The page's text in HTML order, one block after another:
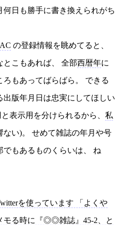
何日も勝手に書き換えられがち
の登録情報を眺めてると、
とこもあれば、 全部西暦年に
もあってばらばら。 できる
出版年月日は忠実にしてほしい
表示用を分けられるから、 私
ない)。 せめて雑誌の年月や号
もあるものくらいは、 ね
を使っています 「よくや
モる時に『◎◎雑誌』45-2、と